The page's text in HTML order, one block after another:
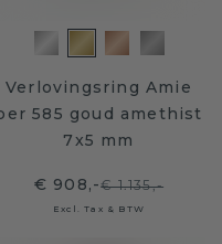
Verlovingsring Amie
585 goud amethist
7x5 mm
€ 908,-€ 1.135,-
Excl. Tax & BTW